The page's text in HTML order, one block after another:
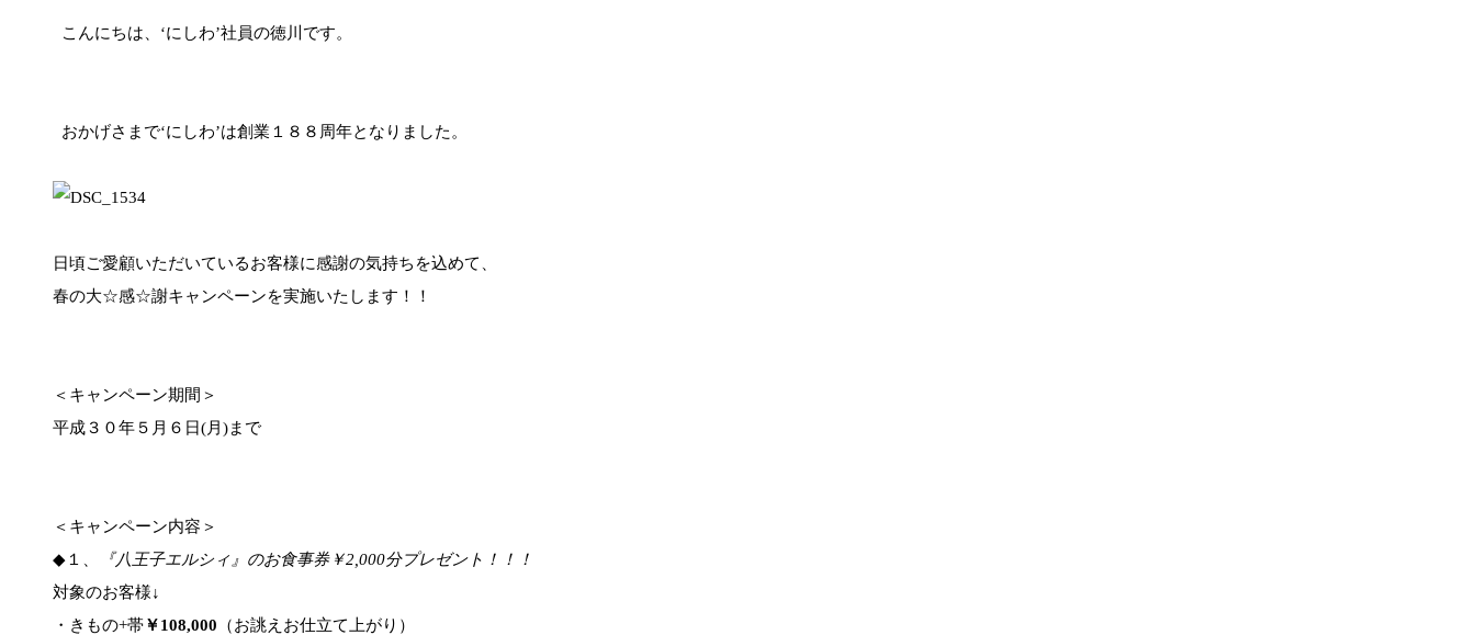
こんにちは、‘にしわ’社員の徳川です。
おかげさまで‘にしわ’は創業１８８周年となりました。
日頃ご愛顧いただいているお客様に感謝の気持ちを込めて、
春の大☆感☆謝キャンペーンを実施いたします！！
＜キャンペーン期間＞
平成３０年５月６日(月)まで
＜キャンペーン内容＞
◆１、
『八王子エルシィ』のお食事券￥2,000分プレゼント！！！
対象のお客様↓
・きもの+帯￥108,000 （お誂えお仕立て上がり）